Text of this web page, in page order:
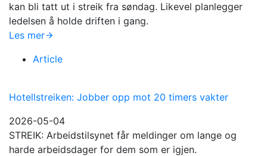
kan bli tatt ut i streik fra søndag. Likevel planlegger
ledelsen å holde driften i gang.
Les mer
Article
Hotellstreiken: Jobber opp mot 20 timers vakter
2026-05-04
STREIK: Arbeidstilsynet får meldinger om lange og
harde arbeidsdager for dem som er igjen.